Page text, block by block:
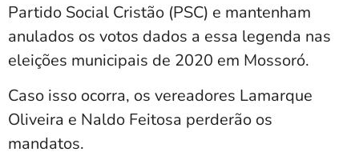
Partido Social Cristão (PSC) e mantenham
anulados os votos dados a essa legenda nas
eleições municipais de 2020 em Mossoró.
Caso isso ocorra, os vereadores Lamarque
Oliveira e Naldo Feitosa perderão os
mandatos.